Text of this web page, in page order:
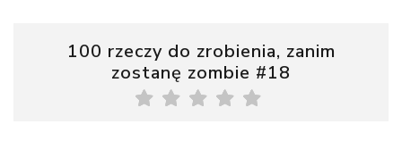
100 rzeczy do zrobienia, zanim
zostanę zombie #18